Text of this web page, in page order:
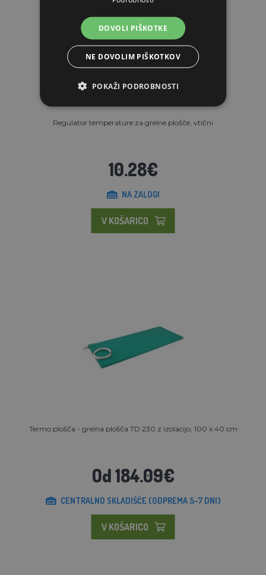
Regulator temperature za grelne plošče, vtični
10.28€
NA ZALOGI
V KOŠARICO
Termo plošča - grelna plošča TD 230 z izolacijo, 100 x 40 cm
Od 184.09€
CENTRALNO SKLADIŠČE (ODPREMA 5-7 DNI)
V KOŠARICO
DOVOLI PIŠKOTKE
NE DOVOLIM PIŠKOTKOV
POKAŽI PODROBNOSTI